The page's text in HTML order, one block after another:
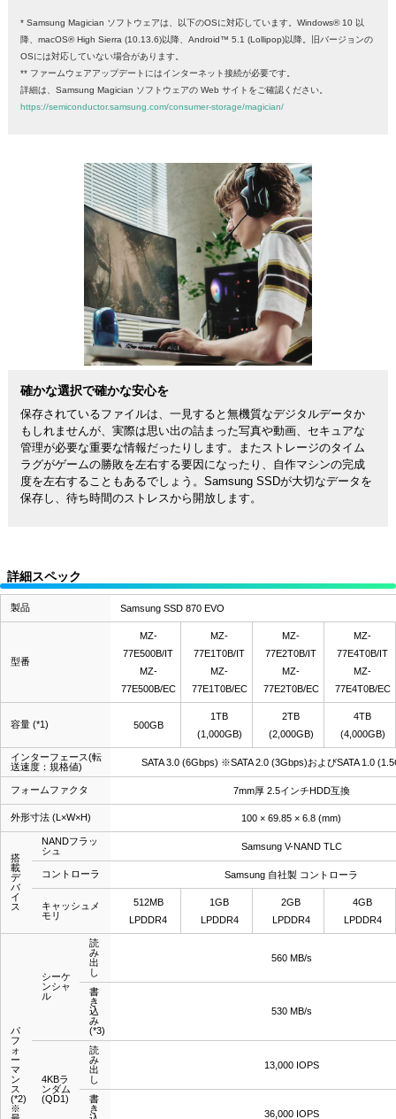
* Samsung Magician ソフトウェアは、以下のOSに対応しています。Windows® 10 以
降、macOS® High Sierra (10.13.6)以降、Android™ 5.1 (Lollipop)以降。旧バージョンの
OSには対応していない場合があります。
** ファームウェアアップデートにはインターネット接続が必要です。
詳細は、Samsung Magician ソフトウェアの Web サイトをご確認ください。
https://semiconductor.samsung.com/consumer-storage/magician/
確かな選択で確かな安心を
保存されているファイルは、一見すると無機質なデジタルデータか
もしれませんが、実際は思い出の詰まった写真や動画、セキュアな
管理が必要な重要な情報だったりします。またストレージのタイム
ラグがゲームの勝敗を左右する要因になったり、自作マシンの完成
度を左右することもあるでしょう。Samsung SSDが大切なデータを
保存し、待ち時間のストレスから開放します。
詳細スペック
製品 Samsung SSD 870 EVO
型番
MZ-
77E500B/IT
MZ-
77E500B/EC
MZ-
77E1T0B/IT
MZ-
77E1T0B/EC
MZ-
77E2T0B/IT
MZ-
77E2T0B/EC
MZ-
77E4T0B/IT
MZ-
77E4T0B/EC
容量(*1) 500GB
1TB
(1,000GB)
2TB
(2,000GB)
4TB
(4,000GB)
インターフェース(転
送速度：規格値)
SATA 3.0 (6Gbps) ※SATA 2.0 (3Gbps)およびSATA 1.0
フォームファクタ 7mm厚 2.5インチHDD互換
外形寸法 (L×W×H) 100 × 69.85 × 6.8 (mm)
搭
載
デ
バ
イ
ス
NANDフラッ
シュ
Samsung V-NAND TLC
コントローラ Samsung 自社製 コントローラ
キャッシュメ
モリ
512MB
LPDDR4
1GB
LPDDR4
2GB
LPDDR4
4GB
LPDDR4
パ
フ
ォ
ー
マ
ン
ス
(*2)
※
シーケ
ンシャ
ル
読
み
出
し
560 MB/s
書
き
込
み
(*3)
530 MB/s
4KBラ
ンダム
(QD1)
読
み
出
し
13,000 IOPS
書
き
36,000 IOPS